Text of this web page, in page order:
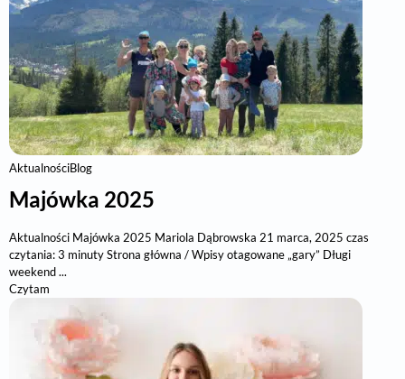
AktualnościBlog
Majówka 2025
Aktualności Majówka 2025 Mariola Dąbrowska 21 marca, 2025 czas
czytania: 3 minuty Strona główna / Wpisy otagowane „gary” Długi
weekend ...
Czytam